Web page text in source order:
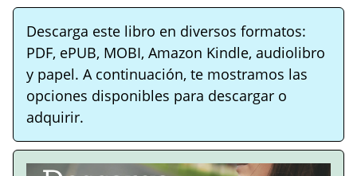
Descarga este libro en diversos formatos:
PDF, ePUB, MOBI, Amazon Kindle, audiolibro
y papel. A continuación, te mostramos las
opciones disponibles para descargar o
adquirir.